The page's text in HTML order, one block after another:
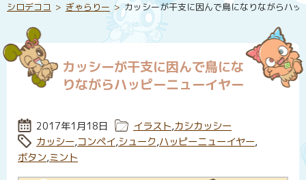
シロデココ ぎゃらりー カッシーが干支に因んで鳥になりながらハッ
カッシーが干支に因んで鳥にな
りながらハッピーニューイヤー
投稿日:
2017年1月18日 カテゴリー:
イラスト,カシカッシー
タグ:
カッシー,コンペイ,シューク,ハッピーニューイヤー,
ボタン,ミント